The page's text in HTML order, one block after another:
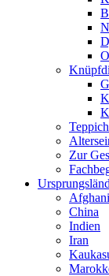
Zur
China
Indien
Iran